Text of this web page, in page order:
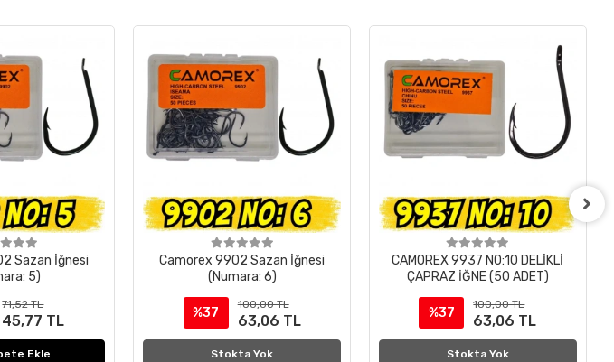
Sazan İğnesi
5)
71,52 TL
45,77 TL
Ekle
Camorex 9902 Sazan İğnesi
(Numara: 6)
%37
100,00 TL
63,06 TL
Stokta Yok
CAMOREX 9937 NO:10 DELİKLİ
ÇAPRAZ İĞNE (50 ADET)
%37
100,00 TL
63,06 TL
Stokta Yok